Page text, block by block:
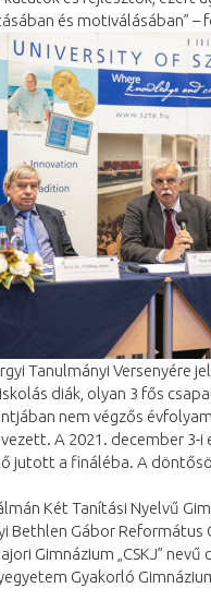
és motiválásában” –
Tanulmányi
diák, olyan 3 fős
nem végzős
A 2021. december 3-
jutott a fináléba. A
Két Tanítási Nyelvű
Bethlen Gábor Református
Gimnázium „CSKJ” nevű
Gyakorló